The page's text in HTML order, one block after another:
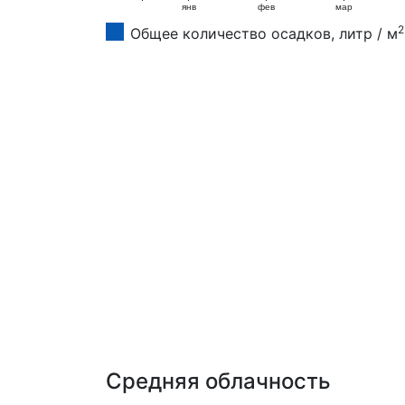
янв фев мар
Общее количество осадков, литр / м2
Средняя облачность